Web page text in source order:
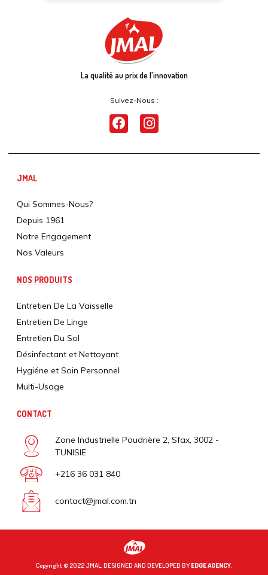
La qualité au prix de l'innovation
Suivez-Nous :
JMAL
Qui Sommes-Nous?
Depuis 1961
Notre Engagement
Nos Valeurs
NOS PRODUITS
Entretien De La Vaisselle
Entretien De Linge
Entretien Du Sol
Désinfectant et Nettoyant
Hygiéne et Soin Personnel
Multi-Usage
CONTACT
Zone Industrielle Poudrière 2, Sfax, 3002 -
TUNISIE
+216 36 031 840
contact@jmal.com.tn
Copyright © 2022 JMAL, DESIGNED AND DEVELOPED BYEDGE AGENCY